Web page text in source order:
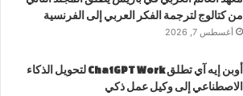
من كتالوج لترجمة الفكر العربي إلى الفرنسية
أغسطس 7, 2026
أوبن إيه آي تطلق ChatGPT Work لتحويل الذكاء
الاصطناعي إلى وكيل عمل ذكي